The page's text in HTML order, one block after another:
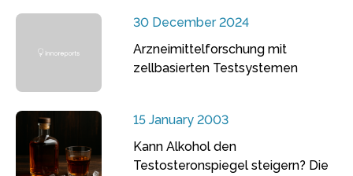
30 December 2024
Arzneimittelforschung mit
zellbasierten Testsystemen
15 January 2003
Kann Alkohol den
Testosteronspiegel steigern? Die